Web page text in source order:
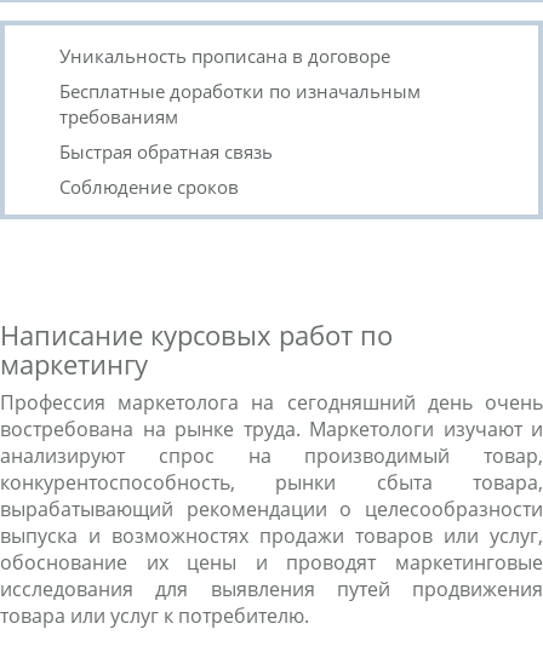
Уникальность прописана в договоре
Бесплатные доработки по изначальным
требованиям
Быстрая обратная связь
Соблюдение сроков
Написание курсовых работ по
маркетингу
Профессия маркетолога на сегодняшний день очень
востребована на рынке труда. Маркетологи изучают и
анализируют спрос на производимый товар,
конкурентоспособность, рынки сбыта товара,
вырабатывающий рекомендации о целесообразности
выпуска и возможностях продажи товаров или услуг,
обоснование их цены и проводят маркетинговые
исследования для выявления путей продвижения
товара или услуг к потребителю.